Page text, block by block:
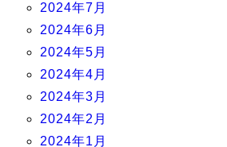
2024年7月
2024年6月
2024年5月
2024年4月
2024年3月
2024年2月
2024年1月